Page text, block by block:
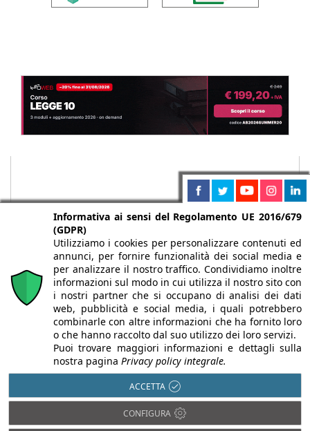
Chi siamo Autori Per la tua pubblicità
Iscriviti alla
newsletter
Infobuild è testata registrata presso il Tribunale di Milano al n° 63
dell’8/3/2013 - ISSN 2282-2267
Informativa ai sensi del Regolamento UE 2016/679
(GDPR)
Utilizziamo i cookies per personalizzare contenuti ed
annunci, per fornire funzionalità dei social media e
per analizzare il nostro traffico. Condividiamo inoltre
informazioni sul modo in cui utilizza il nostro sito con
i nostri partner che si occupano di analisi dei dati
web, pubblicità e social media, i quali potrebbero
combinarle con altre informazioni che ha fornito loro
o che hanno raccolto dal suo utilizzo dei loro servizi.
Puoi trovare maggiori informazioni e dettagli sulla
nostra pagina Privacy policy integrale.
ACCETTA
CONFIGURA